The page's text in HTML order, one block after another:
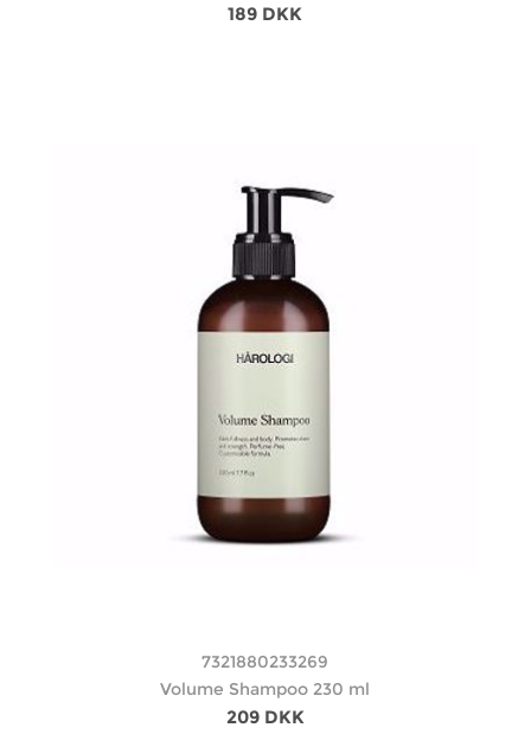
189 DKK
7321880233269
Volume Shampoo 230 ml
209 DKK